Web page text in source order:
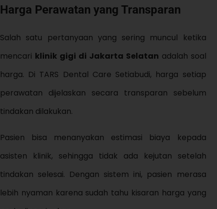
Harga Perawatan yang Transparan
Salah satu pertanyaan yang sering muncul ketika
mencari klinik gigi di Jakarta Selatan adalah soal
harga. Di TARS Dental Care Setiabudi, harga setiap
perawatan dijelaskan secara transparan sebelum
tindakan dilakukan.
Pasien bisa menanyakan estimasi biaya kepada
asisten klinik, sehingga tidak ada kejutan setelah
tindakan selesai. Dengan sistem ini, pasien merasa
lebih nyaman karena sudah tahu kisaran harga yang